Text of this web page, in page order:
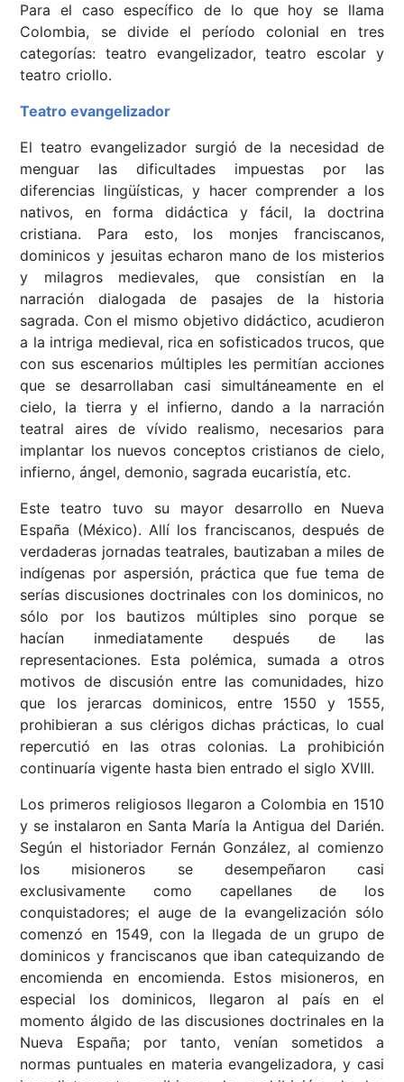
Para el caso específico de lo que hoy se llama
Colombia, se divide el período colonial en tres
categorías: teatro evangelizador, teatro escolar y
teatro criollo.
Teatro evangelizador
El teatro evangelizador surgió de la necesidad de
menguar las dificultades impuestas por las
diferencias lingüísticas, y hacer comprender a los
nativos, en forma didáctica y fácil, la doctrina
cristiana. Para esto, los monjes franciscanos,
dominicos y jesuitas echaron mano de los misterios
y milagros medievales, que consistían en la
narración dialogada de pasajes de la historia
sagrada. Con el mismo objetivo didáctico, acudieron
a la intriga medieval, rica en sofisticados trucos, que
con sus escenarios múltiples les permitían acciones
que se desarrollaban casi simultáneamente en el
cielo, la tierra y el infierno, dando a la narración
teatral aires de vívido realismo, necesarios para
implantar los nuevos conceptos cristianos de cielo,
infierno, ángel, demonio, sagrada eucaristía, etc.
Este teatro tuvo su mayor desarrollo en Nueva
España (México). Allí los franciscanos, después de
verdaderas jornadas teatrales, bautizaban a miles de
indígenas por aspersión, práctica que fue tema de
serías discusiones doctrinales con los dominicos, no
sólo por los bautizos múltiples sino porque se
hacían inmediatamente después de las
representaciones. Esta polémica, sumada a otros
motivos de discusión entre las comunidades, hizo
que los jerarcas dominicos, entre 1550 y 1555,
prohibieran a sus clérigos dichas prácticas, lo cual
repercutió en las otras colonias. La prohibición
continuaría vigente hasta bien entrado el siglo XVIII.
Los primeros religiosos llegaron a Colombia en 1510
y se instalaron en Santa María la Antigua del Darién.
Según el historiador Fernán González, al comienzo
los misioneros se desempeñaron casi
exclusivamente como capellanes de los
conquistadores; el auge de la evangelización sólo
comenzó en 1549, con la llegada de un grupo de
dominicos y franciscanos que iban catequizando de
encomienda en encomienda. Estos misioneros, en
especial los dominicos, llegaron al país en el
momento álgido de las discusiones doctrinales en la
Nueva España; por tanto, venían sometidos a
normas puntuales en materia evangelizadora, y casi